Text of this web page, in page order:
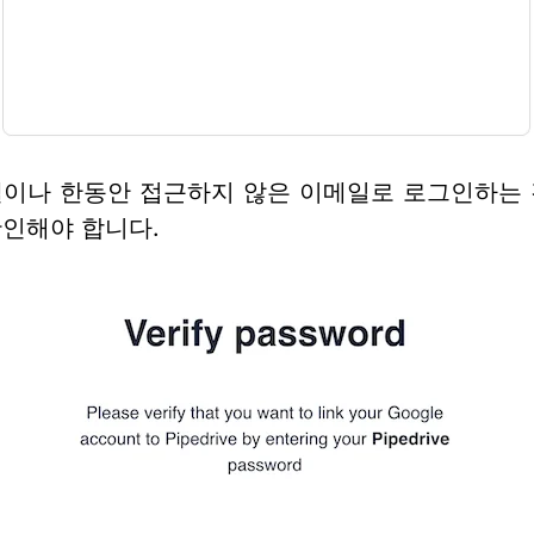
나 한동안 접근하지 않은 이메일로 로그인하는
해야 합니다.